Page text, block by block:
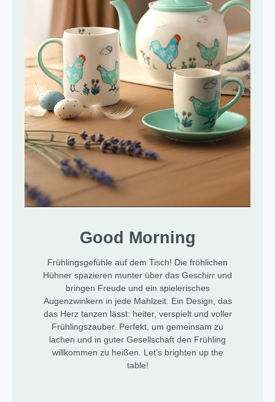
Good Morning
Frühlingsgefühle auf dem Tisch! Die fröhlichen
Hühner spazieren munter über das Geschirr und
bringen Freude und ein spielerisches
Augenzwinkern in jede Mahlzeit. Ein Design, das
das Herz tanzen lässt: heiter, verspielt und voller
Frühlingszauber. Perfekt, um gemeinsam zu
lachen und in guter Gesellschaft den Frühling
willkommen zu heißen. Let’s brighten up the
table!